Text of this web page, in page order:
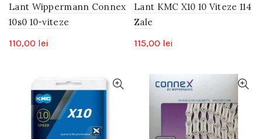
Lant Wippermann Connex
10s0 10-viteze
110,00 lei
Lant KMC X10 10 Viteze 114
Zale
115,00 lei